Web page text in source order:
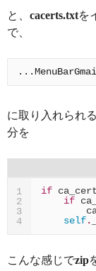
と、 cacerts.txtを
で、
に取り入れられ
分を
1
2
3
4
if
if
self.
こんな感じでzip